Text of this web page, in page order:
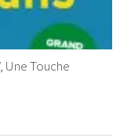
Une Touche